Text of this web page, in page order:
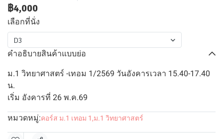
฿4,000
เลือกที่นั่ง
D3
คำอธิบายสินค้าแบบย่อ
ม.1 วิทยาศาสตร์ -เทอม 1/2569 วันอังคารเวลา 15.40-17.40
น.
เริ่ม อังคารที่ 26 พ.ค.69
หมวดหมู่:คอร์ส ม.1 เทอม 1 ,ม.1 วิทยาศาสตร์